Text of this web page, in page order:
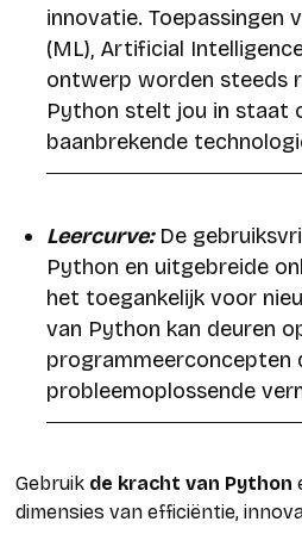
innovatie. Toepassingen
(ML), Artificial
ontwerp worden steeds
Python stelt jou in staat
baanbrekende
Leercurve:De
Python en uitgebreide
het toegankelijk voor
van Python kan deuren
programmeerconcepten
probleemoplossende
Gebruik de kracht van Python
dimensies van efficiëntie,